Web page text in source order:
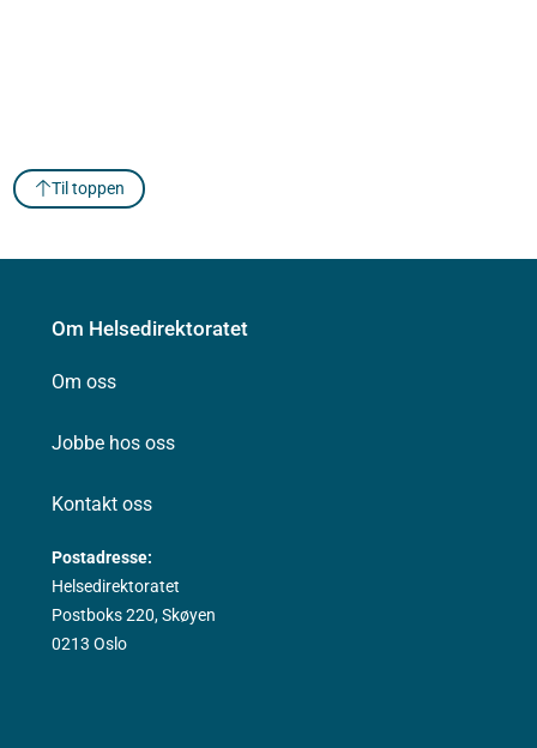
Til toppen
Om Helsedirektoratet
Om oss
Jobbe hos oss
Kontakt oss
Postadresse:
Helsedirektoratet
Postboks 220, Skøyen
0213 Oslo